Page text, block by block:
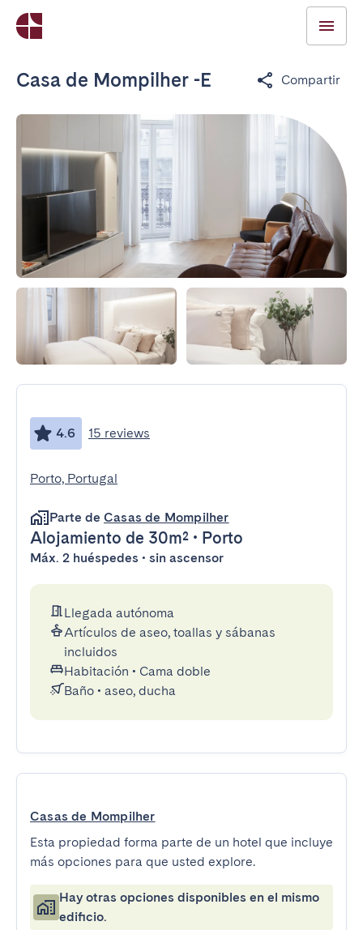
Casa de Mompilher -E Compartir
4.6 15 reviews
Porto, Portugal
Parte de Casas de Mompilher
Alojamiento de 30m² • Porto
Máx. 2 huéspedes • sin ascensor
Llegada autónoma
Artículos de aseo, toallas y sábanas
incluidos
Habitación • Cama doble
Baño • aseo, ducha
Casas de Mompilher
Esta propiedad forma parte de un hotel que incluye
más opciones para que usted explore.
Hay otras opciones disponibles en el mismo
edificio.